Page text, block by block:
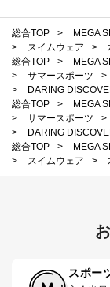
総合TOP > MEGA
>
スイムウェア >
総合TOP
> MEGA
>
サマースポーツ >
>
DARING
総合TOP
> MEGA
>
サマースポーツ >
>
DARING
総合TOP
> MEGA
>
スイムウェア >
スポー